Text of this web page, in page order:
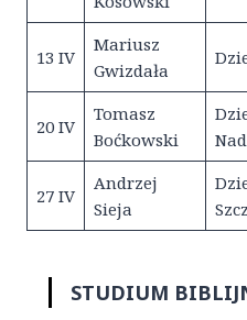
13 IV
Mariusz
Gwizdała
20 IV
Tomasz
Boćkowski
27 IV
Andrzej
Sieja
STUDIUM